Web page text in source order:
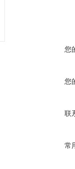
您
您
联
常